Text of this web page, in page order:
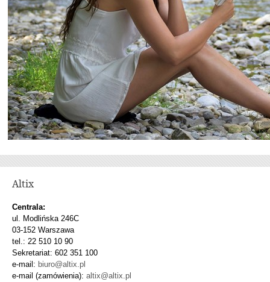
Altix
Centrala:
ul. Modlińska 246C
03-152 Warszawa
tel.: 22 510 10 90
Sekretariat: 602 351 100
e-mail: biuro@altix.pl
e-mail (zamówienia): altix@altix.pl